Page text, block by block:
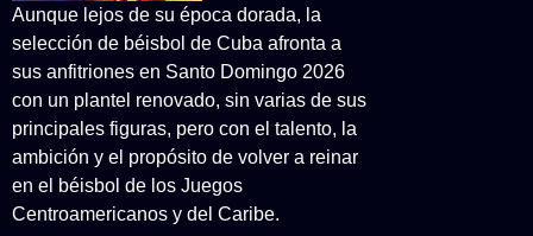
Aunque lejos de su época dorada, la
selección de béisbol de Cuba afronta a
sus anfitriones en Santo Domingo 2026
con un plantel renovado, sin varias de sus
principales figuras, pero con el talento, la
ambición y el propósito de volver a reinar
en el béisbol de los Juegos
Centroamericanos y del Caribe.